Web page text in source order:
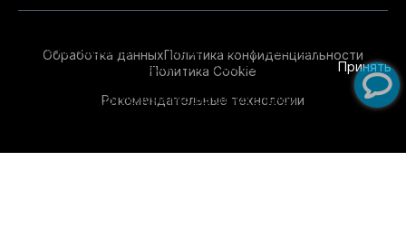
Обработка данныхПолитика конфиденциальности
Политика Cookie
Рекомендательные технологии
опыта на нашем сайте. Продолжая использовать
данный сайт, вы соглашаетесь с использованием
технологий. Для получения дополнительной
Принять